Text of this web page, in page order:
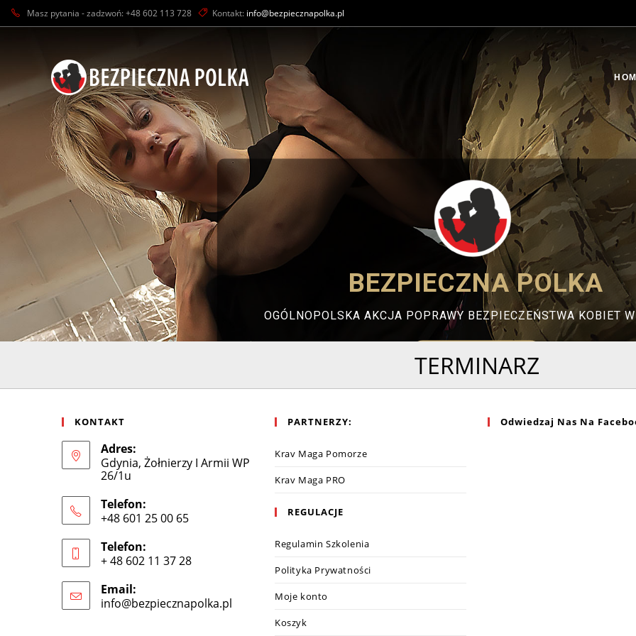
Masz pytania - zadzwoń: +48 602 113 728 Kontakt: info@bezpiecznapolka.pl
BEZPIECZNA POLKA
OGÓLNOPOLSKA AKCJA POPRAWY BEZPIECZEŃSTWA KOBIET
KIM JESTEŚMY?
TERMINARZ
KONTAKT
Adres:
Gdynia, Żołnierzy I Armii WP
26/1u
Telefon:
+48 601 25 00 65
Telefon:
+ 48 602 11 37 28
Email:
info@bezpiecznapolka.pl
PARTNERZY:
Krav Maga Pomorze
Krav Maga PRO
REGULACJE
Regulamin Szkolenia
Polityka Prywatności
Moje konto
Koszyk
Odwiedzaj Nas Na